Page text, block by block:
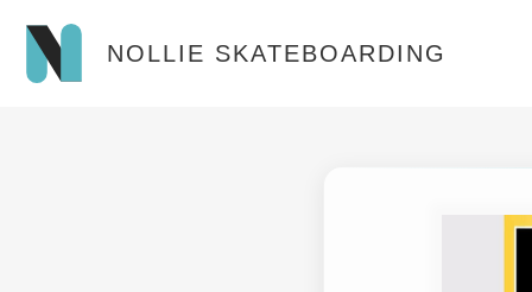
NOLLIE SKATEBOARDING